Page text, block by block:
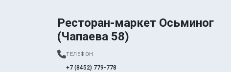
Ресторан-маркет Осьминог
(Чапаева 58)
ТЕЛЕФОН
+7 (8452) 779-778